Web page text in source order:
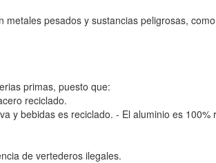
pesados y sustancias peligrosas,
primas, puesto que:
reciclado.
y bebidas es reciclado. - El aluminio es
de vertederos ilegales.